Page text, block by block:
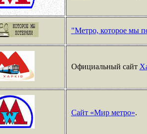
"Метро, которое мы
Официальный сайт
Сайт «Мир метро».